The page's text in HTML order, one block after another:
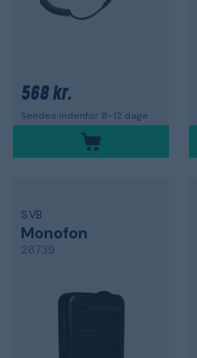
568 kr.
Sendes indenfor 8-12 dage
SVB
Monofon
28739